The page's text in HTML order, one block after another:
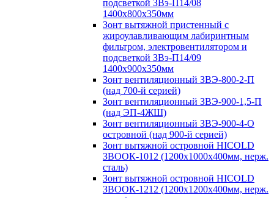
подсветкой ЗВэ-П14/08
1400х800х350мм
Зонт вытяжной пристенный с
жироулавливающим лабиринтным
фильтром, электровентилятором и
подсветкой ЗВэ-П14/09
1400х900х350мм
Зонт вентиляционный ЗВЭ-800-2-П
(над 700-й серией)
Зонт вентиляционный ЗВЭ-900-1,5-П
(над ЭП-4ЖШ)
Зонт вентиляционный ЗВЭ-900-4-О
островной (над 900-й серией)
Зонт вытяжной островной HICOLD
ЗВООК-1012 (1200х1000х400мм, нерж.
сталь)
Зонт вытяжной островной HICOLD
ЗВООК-1212 (1200x1200x400мм, нерж.